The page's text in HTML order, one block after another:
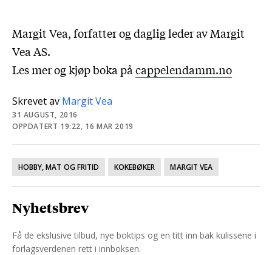
Skrevet av Margit Vea
31 AUGUST, 2016
OPPDATERT 19:22, 16 MAR 2019
HOBBY, MAT OG FRITID KOKEBØKER MARGIT VEA
Nyhetsbrev
Få de ekslusive tilbud, nye boktips og en titt inn bak kulissene i
forlagsverdenen rett i innboksen.
Margit Vea, forfatter og daglig leder av Margit
Vea AS.
Les mer og kjøp boka på cappelendamm.no